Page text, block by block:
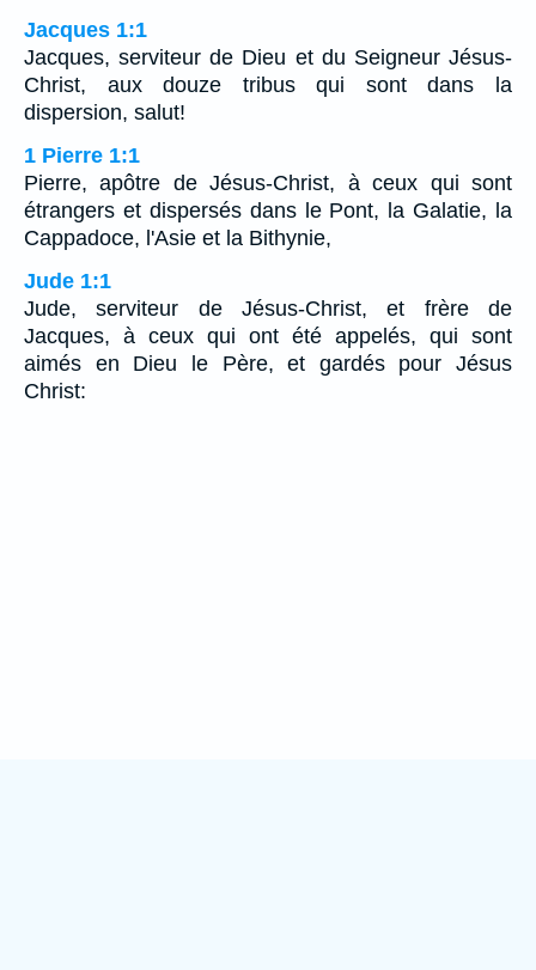
Jacques 1:1
Jacques, serviteur de Dieu et du Seigneur Jésus-
Christ, aux douze tribus qui sont dans la
dispersion, salut!
1 Pierre 1:1
Pierre, apôtre de Jésus-Christ, à ceux qui sont
étrangers et dispersés dans le Pont, la Galatie, la
Cappadoce, l'Asie et la Bithynie,
Jude 1:1
Jude, serviteur de Jésus-Christ, et frère de
Jacques, à ceux qui ont été appelés, qui sont
aimés en Dieu le Père, et gardés pour Jésus
Christ: